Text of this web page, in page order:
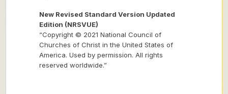
New Revised Standard Version Updated
Edition (NRSVUE)
“Copyright © 2021 National Council of
Churches of Christ in the United States of
America. Used by permission. All rights
reserved worldwide.”